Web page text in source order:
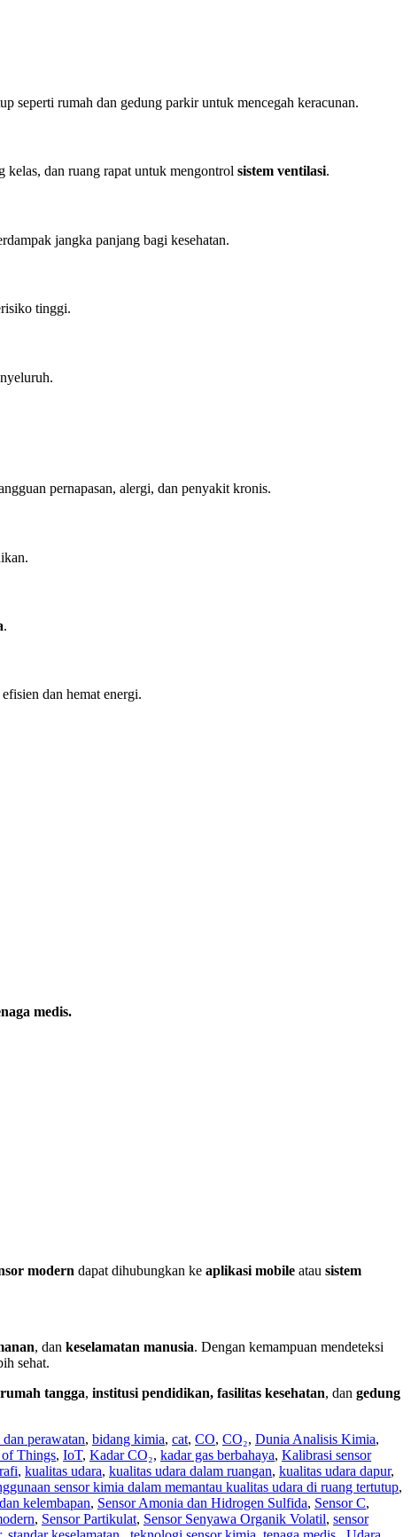
seperti rumah dan gedung parkir untuk mencegah keracunan.
kelas, dan ruang rapat untuk mengontrol sistem ventilasi.
jangka panjang bagi kesehatan.
tinggi.
pernapasan, alergi, dan penyakit kronis.
.
dan hemat energi.
medis.
modern dapat dihubungkan ke aplikasi mobile atau sistem
, dan keselamatan manusia. Dengan kemampuan mendeteksi
sehat.
rumah tangga, institusi pendidikan, fasilitas kesehatan, dan gedung
perawatan, bidang kimia, cat, CO, CO₂, Dunia Analisis Kimia,
Things, IoT, Kadar CO₂, kadar gas berbahaya, Kalibrasi sensor
, kualitas udara, kualitas udara dalam ruangan, kualitas udara dapur,
sensor kimia dalam memantau kualitas udara di ruang tertutup,
kelembapan, Sensor Amonia dan Hidrogen Sulfida, Sensor C,
, Sensor Partikulat, Sensor Senyawa Organik Volatil, sensor